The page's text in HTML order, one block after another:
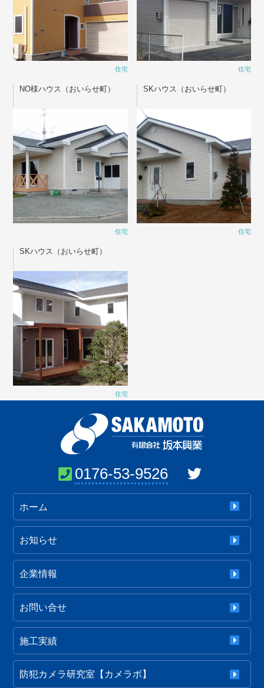
住宅 住宅
NO様ハウス（おいらせ町）
住宅
SKハウス（おいらせ町）
住宅
SKハウス（おいらせ町）
住宅
0176-53-9526
ホーム
お知らせ
企業情報
お問い合せ
施工実績
防犯カメラ研究室【カメラボ】